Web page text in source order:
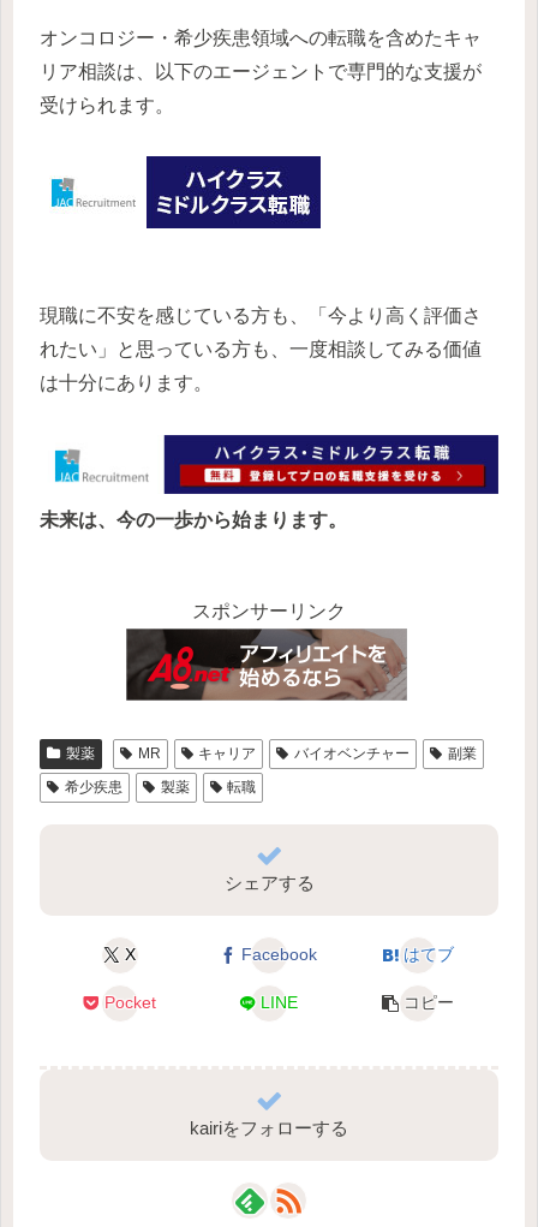
オンコロジー・希少疾患領域への転職を含めたキャ
リア相談は、以下のエージェントで専門的な支援が
受けられます。
現職に不安を感じている方も、「今より高く評価さ
れたい」と思っている方も、一度相談してみる価値
は十分にあります。
未来は、今の一歩から始まります。
スポンサーリンク
製薬 MR キャリア バイオベンチャー
副業
希少疾患
製薬 転職
シェアする
X Facebook はてブ
Pocket LINE コピー
kairiをフォローする